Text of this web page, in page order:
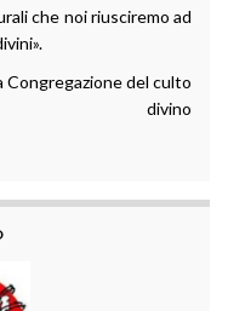
che noi riusciremo ad
Congregazione del culto
divino